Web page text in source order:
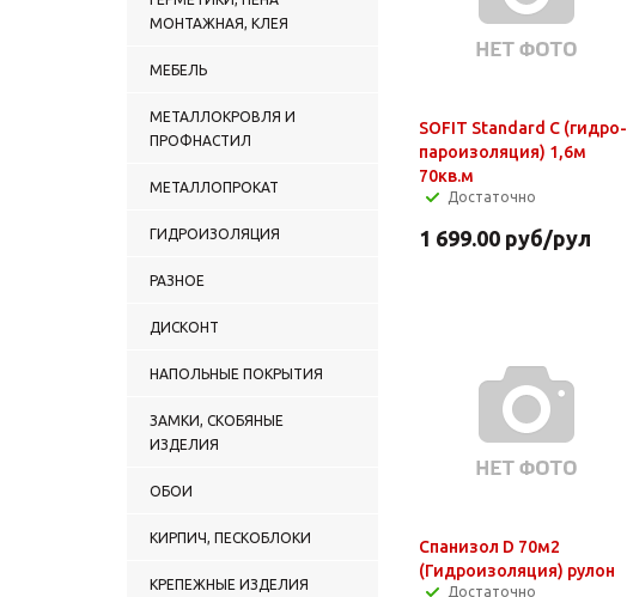
МОНТАЖНАЯ, КЛЕЯ
МЕБЕЛЬ
МЕТАЛЛОКРОВЛЯ И
ПРОФНАСТИЛ
МЕТАЛЛОПРОКАТ
ГИДРОИЗОЛЯЦИЯ
РАЗНОЕ
ДИСКОНТ
НАПОЛЬНЫЕ ПОКРЫТИЯ
ЗАМКИ, СКОБЯНЫЕ
ИЗДЕЛИЯ
ОБОИ
КИРПИЧ, ПЕСКОБЛОКИ
КРЕПЕЖНЫЕ ИЗДЕЛИЯ
SOFIT Standard С (гидро-
пароизоляция) 1,6м
70кв.м
Достаточно
1 699.00 руб/рул
Спанизол D 70м2
(Гидроизоляция) рулон
Достаточно